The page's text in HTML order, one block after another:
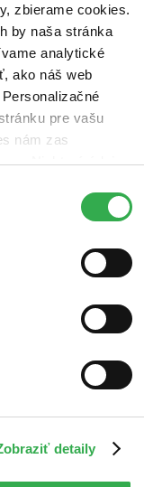
zbierame cookies.
by naša stránka
analytické
ako náš web
pre vašu
nám zas
Niektoré údaje
Ďakujeme!
detaily